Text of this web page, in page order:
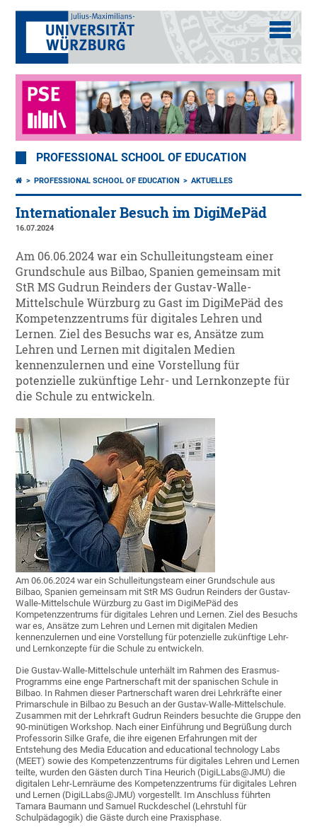
PROFESSIONAL SCHOOL OF EDUCATION
PROFESSIONAL SCHOOL OF EDUCATION AKTUELLES
Internationaler Besuch im DigiMePäd
16.07.2024
Am 06.06.2024 war ein Schulleitungsteam einer
Grundschule aus Bilbao, Spanien gemeinsam mit
StR MS Gudrun Reinders der Gustav-Walle-
Mittelschule Würzburg zu Gast im DigiMePäd des
Kompetenzzentrums für digitales Lehren und
Lernen. Ziel des Besuchs war es, Ansätze zum
Lehren und Lernen mit digitalen Medien
kennenzulernen und eine Vorstellung für
potenzielle zukünftige Lehr- und Lernkonzepte für
die Schule zu entwickeln.
Am 06.06.2024 war ein Schulleitungsteam einer Grundschule aus
Bilbao, Spanien gemeinsam mit StR MS Gudrun Reinders der Gustav-
Walle-Mittelschule Würzburg zu Gast im DigiMePäd des
Kompetenzzentrums für digitales Lehren und Lernen. Ziel des Besuchs
war es, Ansätze zum Lehren und Lernen mit digitalen Medien
kennenzulernen und eine Vorstellung für potenzielle zukünftige Lehr-
und Lernkonzepte für die Schule zu entwickeln.
Die Gustav-Walle-Mittelschule unterhält im Rahmen des Erasmus-
Programms eine enge Partnerschaft mit der spanischen Schule in
Bilbao. In Rahmen dieser Partnerschaft waren drei Lehrkräfte einer
Primarschule in Bilbao zu Besuch an der Gustav-Walle-Mittelschule.
Zusammen mit der Lehrkraft Gudrun Reinders besuchte die Gruppe den
90-minütigen Workshop. Nach einer Einführung und Begrüßung durch
Professorin Silke Grafe, die ihre eigenen Erfahrungen mit der
Entstehung des Media Education and educational technology Labs
(MEET) sowie des Kompetenzzentrums für digitales Lehren und Lernen
teilte, wurden den Gästen durch Tina Heurich (DigiLLabs@JMU) die
digitalen Lehr-Lernräume des Kompetenzzentrums für digitales Lehren
und Lernen (DigiLLabs@JMU) vorgestellt. Im Anschluss führten
Tamara Baumann und Samuel Ruckdeschel (Lehrstuhl für
Schulpädagogik) die Gäste durch eine Praxisphase.